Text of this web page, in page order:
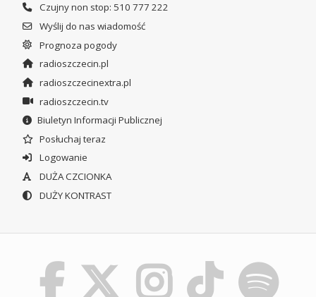
Czujny non stop: 510 777 222
Wyślij do nas wiadomość
Prognoza pogody
radioszczecin.pl
radioszczecinextra.pl
radioszczecin.tv
Biuletyn Informacji Publicznej
Posłuchaj teraz
Logowanie
DUŻA CZCIONKA
DUŻY KONTRAST